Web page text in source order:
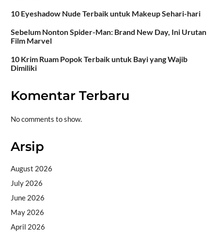
10 Eyeshadow Nude Terbaik untuk Makeup Sehari-hari
Sebelum Nonton Spider-Man: Brand New Day, Ini Urutan
Film Marvel
10 Krim Ruam Popok Terbaik untuk Bayi yang Wajib
Dimiliki
Komentar Terbaru
No comments to show.
Arsip
August 2026
July 2026
June 2026
May 2026
April 2026